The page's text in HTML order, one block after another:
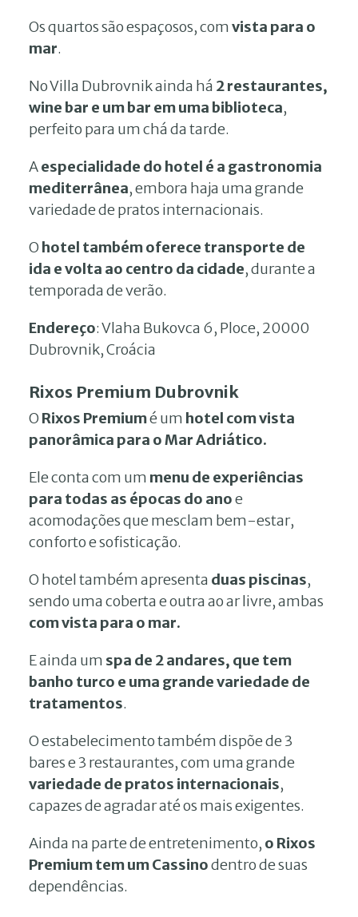
Os quartos são espaçosos, comvista para o
mar.
No Villa Dubrovnik ainda há 2 restaurantes,
wine bar e um bar em uma biblioteca,
perfeito para um chá da tarde.
Aespecialidade do hotel é a gastronomia
mediterrânea, embora haja uma grande
variedade de pratos internacionais.
O hotel também oferece transporte de
ida e volta ao centro da cidade, durante a
temporada de verão.
Endereço: Vlaha Bukovca 6, Ploce, 20000
Dubrovnik, Croácia
Rixos Premium Dubrovnik
O Rixos Premiumé um hotel com vista
panorâmica para o Mar Adriático.
Ele conta com um menu de experiências
para todas as épocas do anoe
acomodações que mesclam bem-estar,
conforto e sofisticação.
O hotel também apresenta duas piscinas,
sendo uma coberta e outra ao ar livre, ambas
com vista para o mar.
E ainda um spa de 2 andares, que tem
banho turco e uma grande variedade de
tratamentos.
O estabelecimento também dispõe de 3
bares e 3 restaurantes, com uma grande
variedade de pratos internacionais,
capazes de agradar até os mais exigentes.
Ainda na parte de entretenimento, o Rixos
Premium tem um Cassinodentro de suas
dependências.